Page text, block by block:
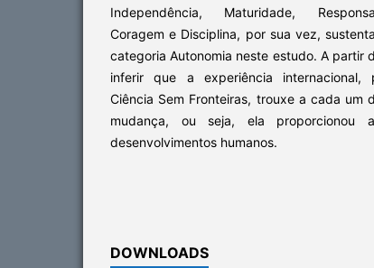
Independência, Maturidade,
Coragem e Disciplina, por sua vez,
categoria Autonomia neste estudo. A partir
inferir que a experiência internacional,
Ciência Sem Fronteiras, trouxe a cada um
mudança, ou seja, ela proporcionou
desenvolvimentos humanos.
DOWNLOADS